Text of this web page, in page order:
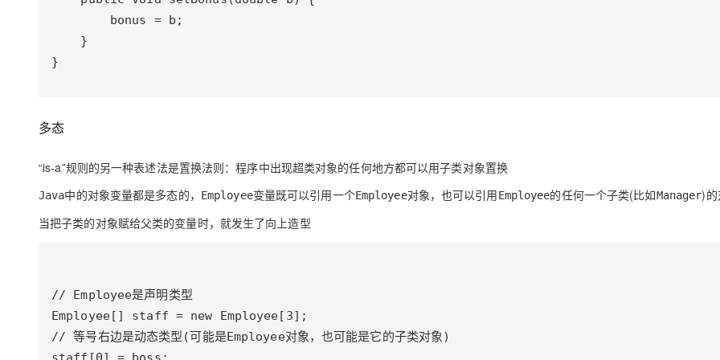
}
多态
“is-a”规则的另一种表述法是置换法则：程序中出现超类对象的任何地方都可以用子类对象置换
Java中的对象变量都是多态的， Employee变量既可以引用一个Employee对象，也可以引用Employee的任何一个子类(比如Manager)的
当把子类的对象赋给父类的变量时，就发生了向上造型